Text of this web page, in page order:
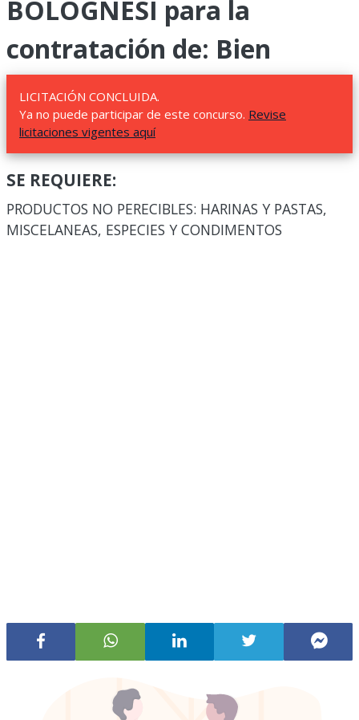
BOLOGNESI para la
contratación de: Bien
LICITACIÓN CONCLUIDA.
Ya no puede participar de este concurso. Revise
licitaciones vigentes aquí
SE REQUIERE:
PRODUCTOS NO PERECIBLES: HARINAS Y PASTAS,
MISCELANEAS, ESPECIES Y CONDIMENTOS